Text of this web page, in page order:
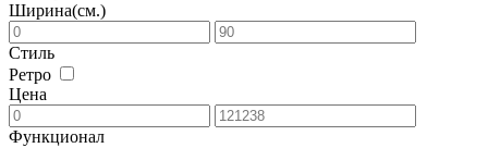
Ширина(см.)
Стиль
Ретро
Цена
Функционал